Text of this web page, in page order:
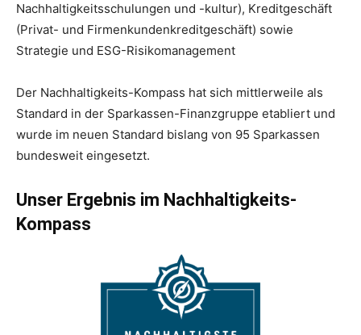
Nachhaltigkeitsschulungen und -kultur), Kreditgeschäft
(Privat- und Firmenkundenkreditgeschäft) sowie
Strategie und ESG-Risikomanagement
Der Nachhaltigkeits-Kompass hat sich mittlerweile als
Standard in der Sparkassen-Finanzgruppe etabliert und
wurde im neuen Standard bislang von 95 Sparkassen
bundesweit eingesetzt.
Unser Ergebnis im Nachhaltigkeits-
Kompass